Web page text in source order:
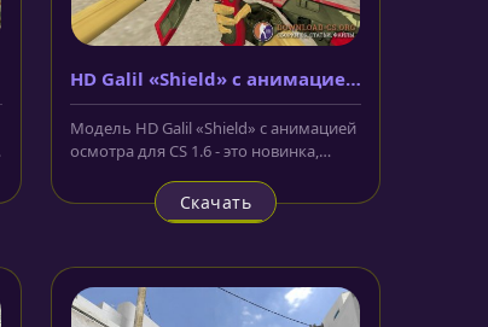
HD Galil «Shield» с анимацией
осмотра
Модель HD Galil «Shield» с анимацией
осмотра для CS 1.6 - это новинка,
Скачать